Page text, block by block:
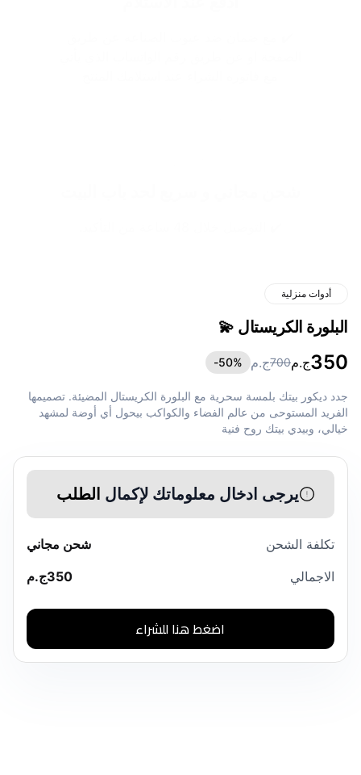
أدوات منزلية
البلورة الكريستال 💫
350ج.م700ج.م 50%-
جدد ديكور بيتك بلمسة سحرية مع البلورة الكريستال المضيئة. تصميمها
الفريد المستوحى من عالم الفضاء والكواكب بيحول أي أوضة لمشهد
خيالي، وبيدي بيتك روح فنية
يرجى ادخال معلوماتك لإكمال الطلب
تكلفة الشحن
شحن مجاني
الاجمالي
350ج.م
اضغط هنا للشراء